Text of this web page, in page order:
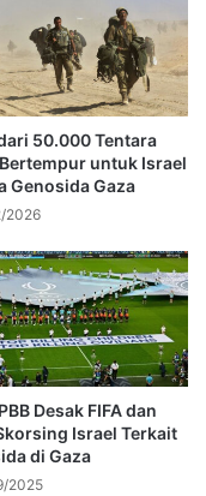
50.000 Tentara
untuk Israel
Genosida Gaza
2026
Desak FIFA dan
Israel Terkait
di Gaza
2025